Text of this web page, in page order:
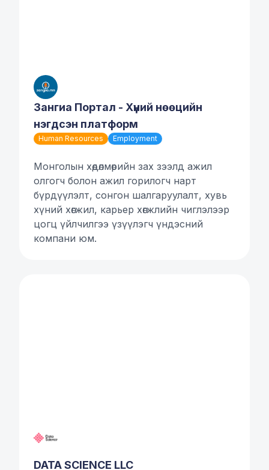
Зангиа Портал - Хүний нөөцийн
нэгдсэн платформ
Human Resources Employment
Монголын хөдөлмөрийн зах зээлд ажил
олгогч болон ажил горилогч нарт
бүрдүүлэлт, сонгон шалгаруулалт, хувь
хүний хөгжил, карьер хөгжлийн чиглэлээр
цогц үйлчилгээ үзүүлэгч үндэсний
компани юм.
DATA SCIENCE LLC